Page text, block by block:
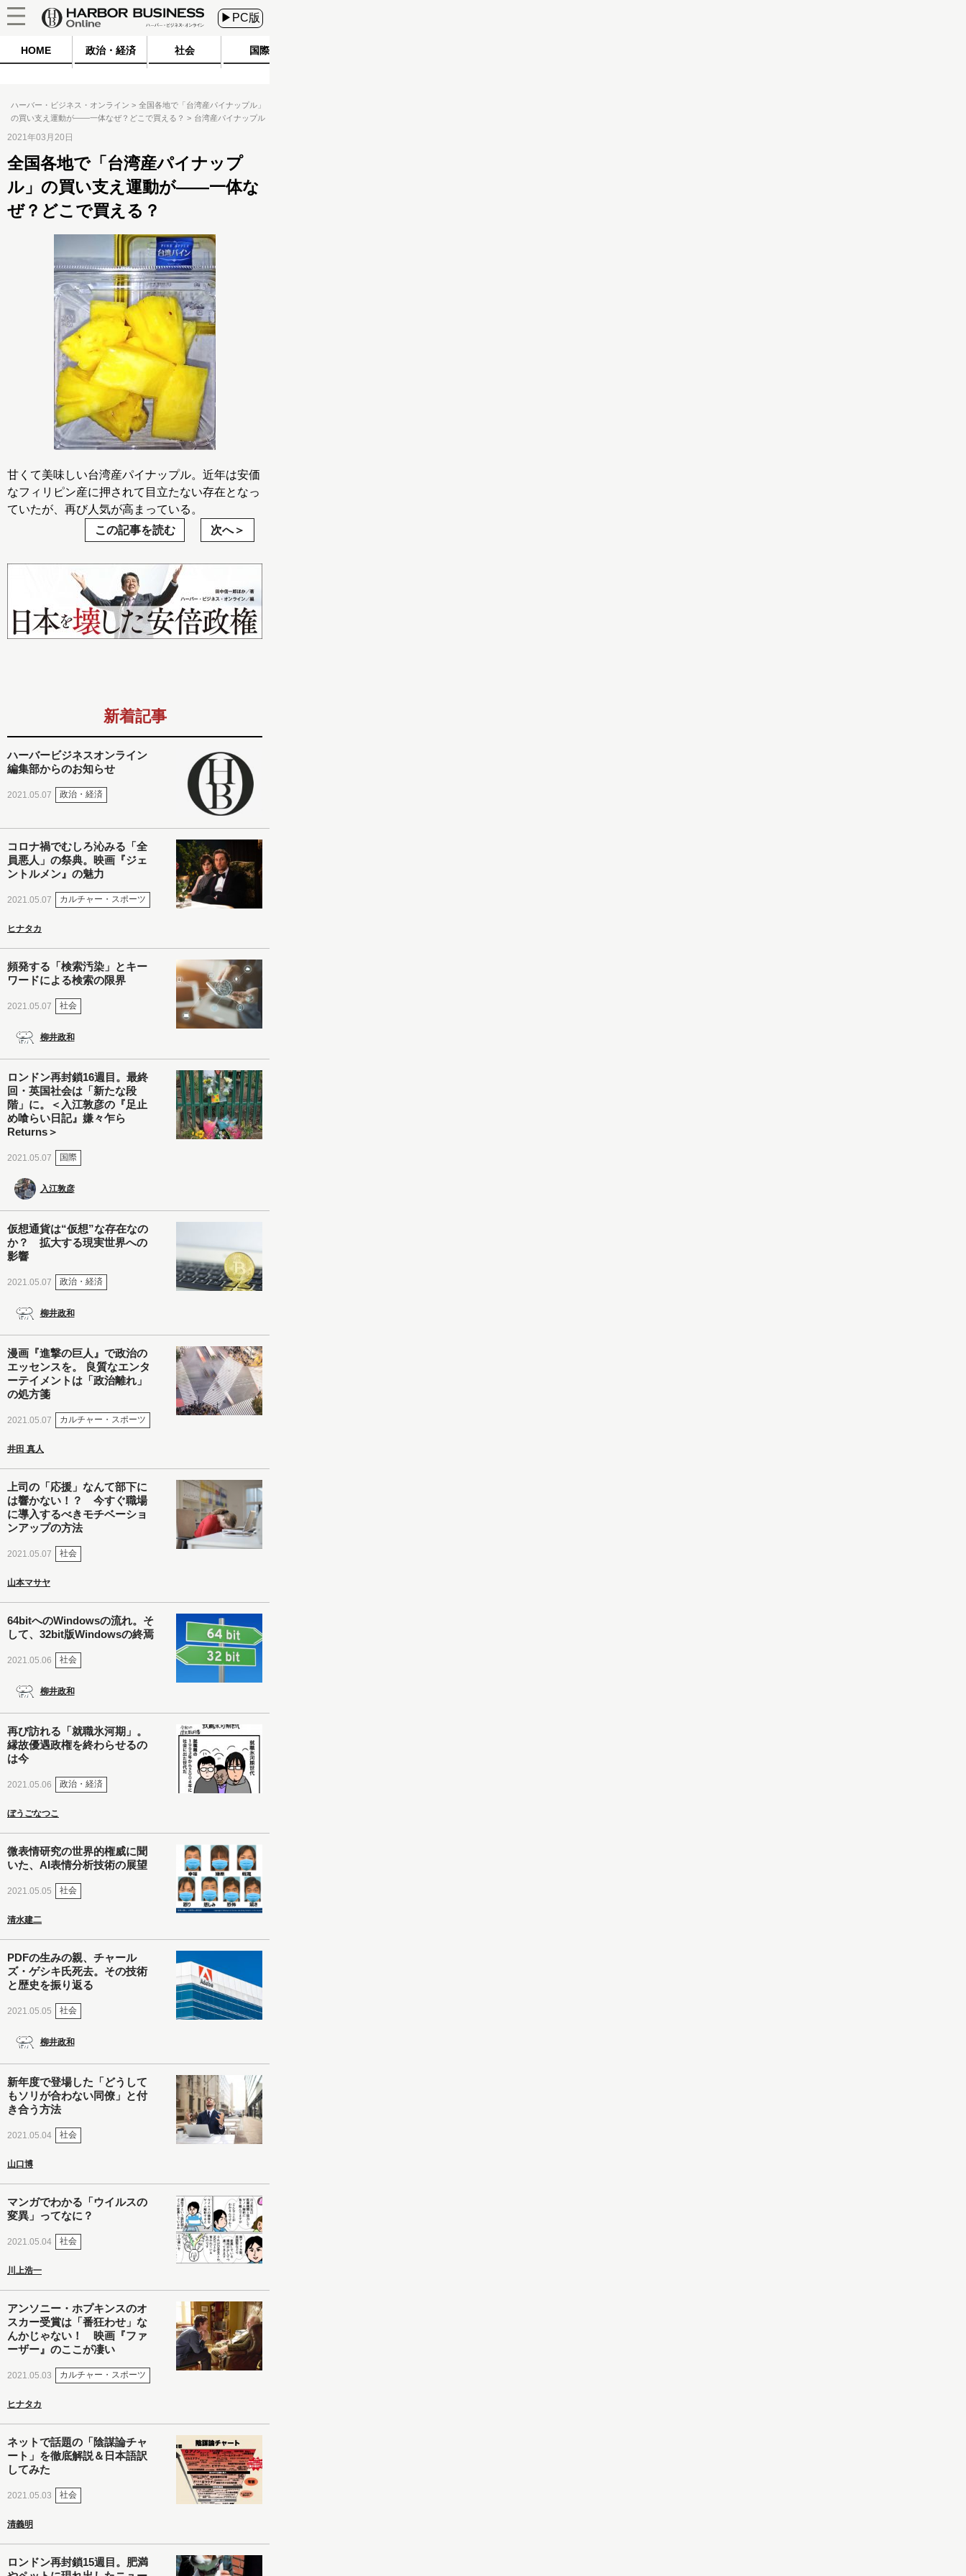
▶PC版
HOME 政治・経済 社会 国際
ハーバー・ビジネス・オンライン
全国各地で「台湾産パイナップル」
の買い支え運動が――一体なぜ？どこで買える？
台湾産パイナップル
2021年03月20日
全国各地で「台湾産パイナップ
ル」の買い支え運動が――一体な
ぜ？どこで買える？
甘くて美味しい台湾産パイナップル。近年は安価
なフィリピン産に押されて目立たない存在となっ
ていたが、再び人気が高まっている。
この記事を読む
次へ
新着記事
ハーバービジネスオンライン
編集部からのお知らせ
2021.05.07 政治・経済
コロナ禍でむしろ沁みる「全
員悪人」の祭典。映画『ジェ
ントルメン』の魅力
2021.05.07 カルチャー・スポーツ
ヒナタカ
頻発する「検索汚染」とキー
ワードによる検索の限界
2021.05.07 社会
柳井政和
ロンドン再封鎖16週目。最終
回・英国社会は「新たな段
階」に。＜入江敦彦の『足止
め喰らい日記』嫌々乍ら
Returns＞
2021.05.07 国際
入江敦彦
仮想通貨は“仮想”な存在なの
か？ 拡大する現実世界への
影響
2021.05.07 政治・経済
柳井政和
漫画『進撃の巨人』で政治の
エッセンスを。 良質なエンタ
ーテイメントは「政治離れ」
の処方箋
2021.05.07 カルチャー・スポーツ
井田 真人
上司の「応援」なんて部下に
は響かない！？ 今すぐ職場
に導入するべきモチベーショ
ンアップの方法
2021.05.07 社会
山本マサヤ
64bitへのWindowsの流れ。そ
して、32bit版Windowsの終焉
2021.05.06 社会
柳井政和
再び訪れる「就職氷河期」。
縁故優遇政権を終わらせるの
は今
2021.05.06 政治・経済
ぼうごなつこ
微表情研究の世界的権威に聞
いた、AI表情分析技術の展望
2021.05.05 社会
清水建二
PDFの生みの親、チャール
ズ・ゲシキ氏死去。その技術
と歴史を振り返る
2021.05.05 社会
柳井政和
新年度で登場した「どうして
もソリが合わない同僚」と付
き合う方法
2021.05.04 社会
山口博
マンガでわかる「ウイルスの
変異」ってなに？
2021.05.04 社会
川上浩一
アンソニー・ホプキンスのオ
スカー受賞は「番狂わせ」な
んかじゃない！ 映画『ファ
ーザー』のここが凄い
2021.05.03 カルチャー・スポーツ
ヒナタカ
ネットで話題の「陰謀論チャ
ート」を徹底解説＆日本語訳
してみた
2021.05.03 社会
清義明
ロンドン再封鎖15週目。肥満